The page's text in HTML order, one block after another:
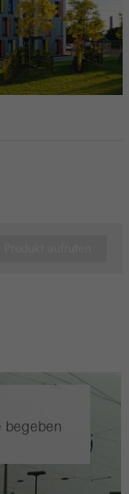
begeben
über
auch Dienste von
eigenverantwortlich